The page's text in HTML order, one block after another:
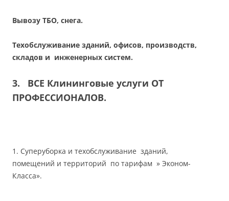
Вывозу ТБО, снега.
Техобслуживание зданий, офисов, производств,
складов и инженерных систем.
3. ВСЕ Клининговые услуги ОТ
ПРОФЕССИОНАЛОВ.
1. Суперуборка и техобслуживание зданий,
помещений и территорий по тарифам » Эконом-
Класса».